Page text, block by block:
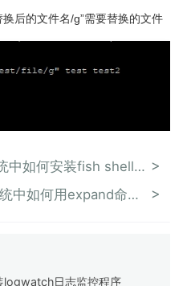
后的文件名/g”需要替换的文件
如何安装fish shell工具
命令将文件内容中制表符转化为空格
logwatch日志监控程序